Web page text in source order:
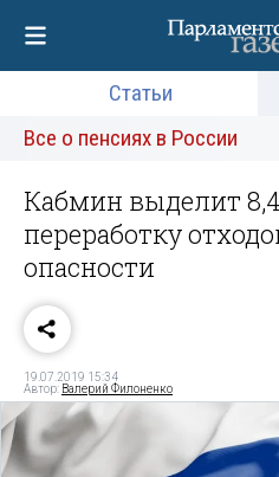
Статьи
Все о пенсиях в России
Кабмин выделит
переработку
опасности
19.07.2019 15:34
Автор: Валерий Филоненко